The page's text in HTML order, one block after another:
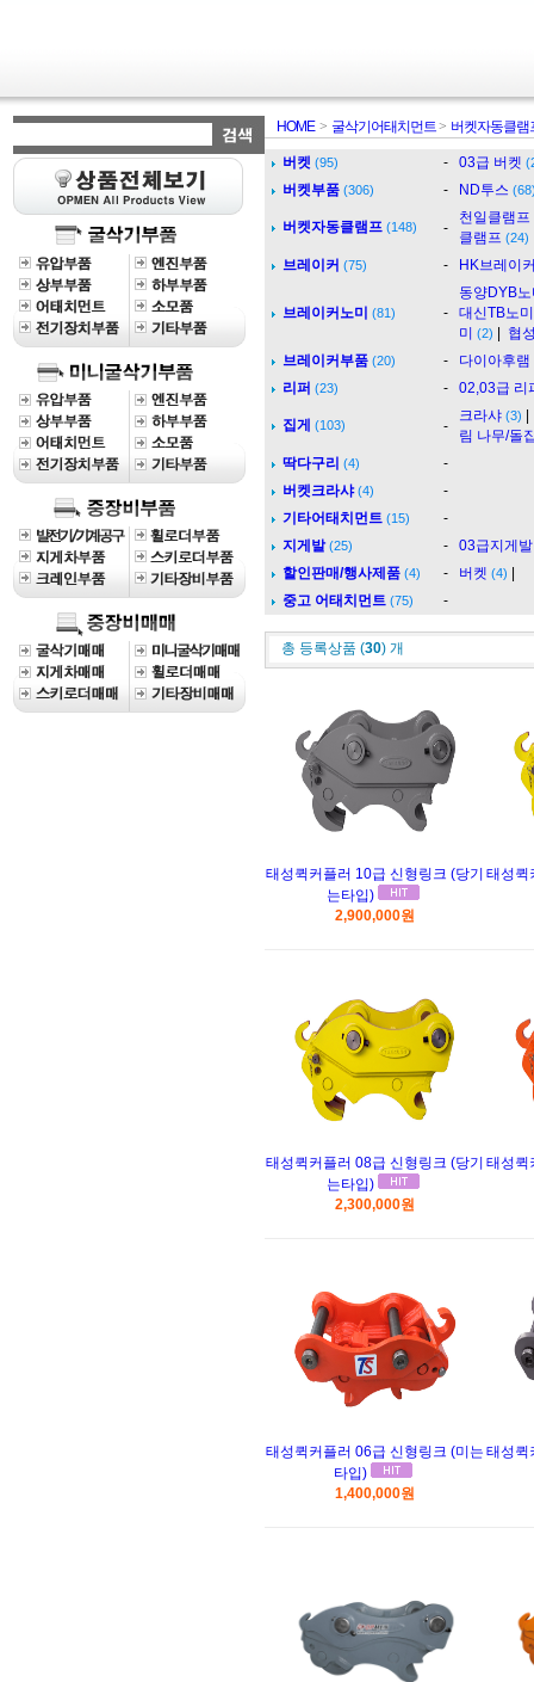
HOME> 굴삭기어태치먼트> 버켓자동클램
버켓 (95) - 03급 버켓
버켓부품 (306) - ND투스
버켓자동클램프 (148) -
천일클램프
클램프 (24)
브레이커 (75) - HK브레이
브레이커노미 (81) -
동양DYB
대신TB노미
미
(2)
협
브레이커부품 (20) -
다이아후램
리퍼 (23) - 02,03급 리
집게 (103) -
크라샤 (3)
림 나무/돌
딱다구리 (4)
-
버켓크라샤 (4)
-
기타어태치먼트 (15)
-
지게발 (25) -
03급지게발
할인판매/행사제품 (4) - 버켓 (4)
중고 어태치먼트 (75) -
총 등록상품 (30) 개
태성퀵커플러 10급 신형링크 (당기
는타입)
2,900,000원
태성퀵
태성퀵커플러 08급 신형링크 (당기
는타입)
2,300,000원
태성퀵
태성퀵커플러 06급 신형링크 (미는
타입)
1,400,000원
태성퀵